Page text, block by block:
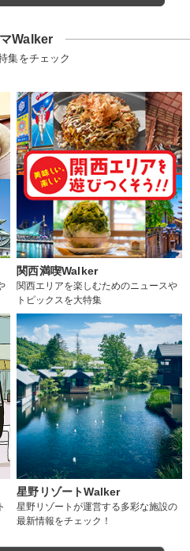
Walker
集をチェック
関西満喫Walker
関西エリアを楽しむためのニュースや
トピックスを大特集
星野リゾートWalker
星野リゾートが運営する多彩な施設の
最新情報をチェック！